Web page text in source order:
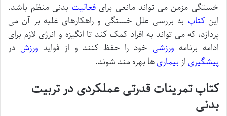
خستگی مزمن می تواند مانعی برایفعالیت بدنی منظم باشد.
اینکتاب به بررسی علل خستگی و راهکارهای غلبه بر آن می
پردازد، که می تواند به افراد کمک کند تا انگیزه و انرژی لازم برای
ادامه برنامه ورزشی خود را حفظ کنند و از فواید ورزش در
پیشگیری از بیماریها بهره مند شوند.
کتاب تمرینات قدرتی عملکردی در تربیت
بدنی